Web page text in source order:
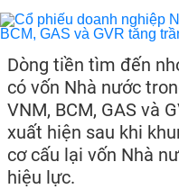
Dòng tiền tìm đến
có vốn Nhà nước
VNM, BCM, GAS và
xuất hiện sau khi
cơ cấu lại vốn Nhà
hiệu lực.